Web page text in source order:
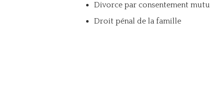
Divorce par consentement
Droit pénal de la famille